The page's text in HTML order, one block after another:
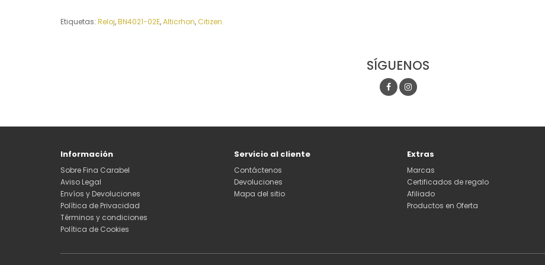
Etiquetas: Reloj,BN4021-02E,Alticrhon, Citizen.
SÍGUENOS
Información
Sobre Fina Carabel
Aviso Legal
Envíos y Devoluciones
Política de Privacidad
Términos y condiciones
Política de Cookies
Servicio al cliente
Contáctenos
Devoluciones
Mapa del sitio
Extras
Marcas
Certificados de regalo
Afiliado
Productos en Oferta